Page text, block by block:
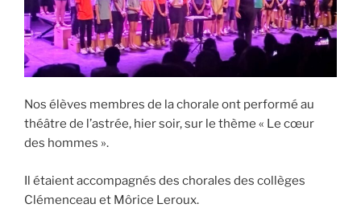
Nos élèves membres de la chorale ont performé au
théâtre de l’astrée, hier soir, sur le thème « Le cœur
des hommes ».
Il étaient accompagnés des chorales des collèges
Clémenceau et Môrice Leroux.